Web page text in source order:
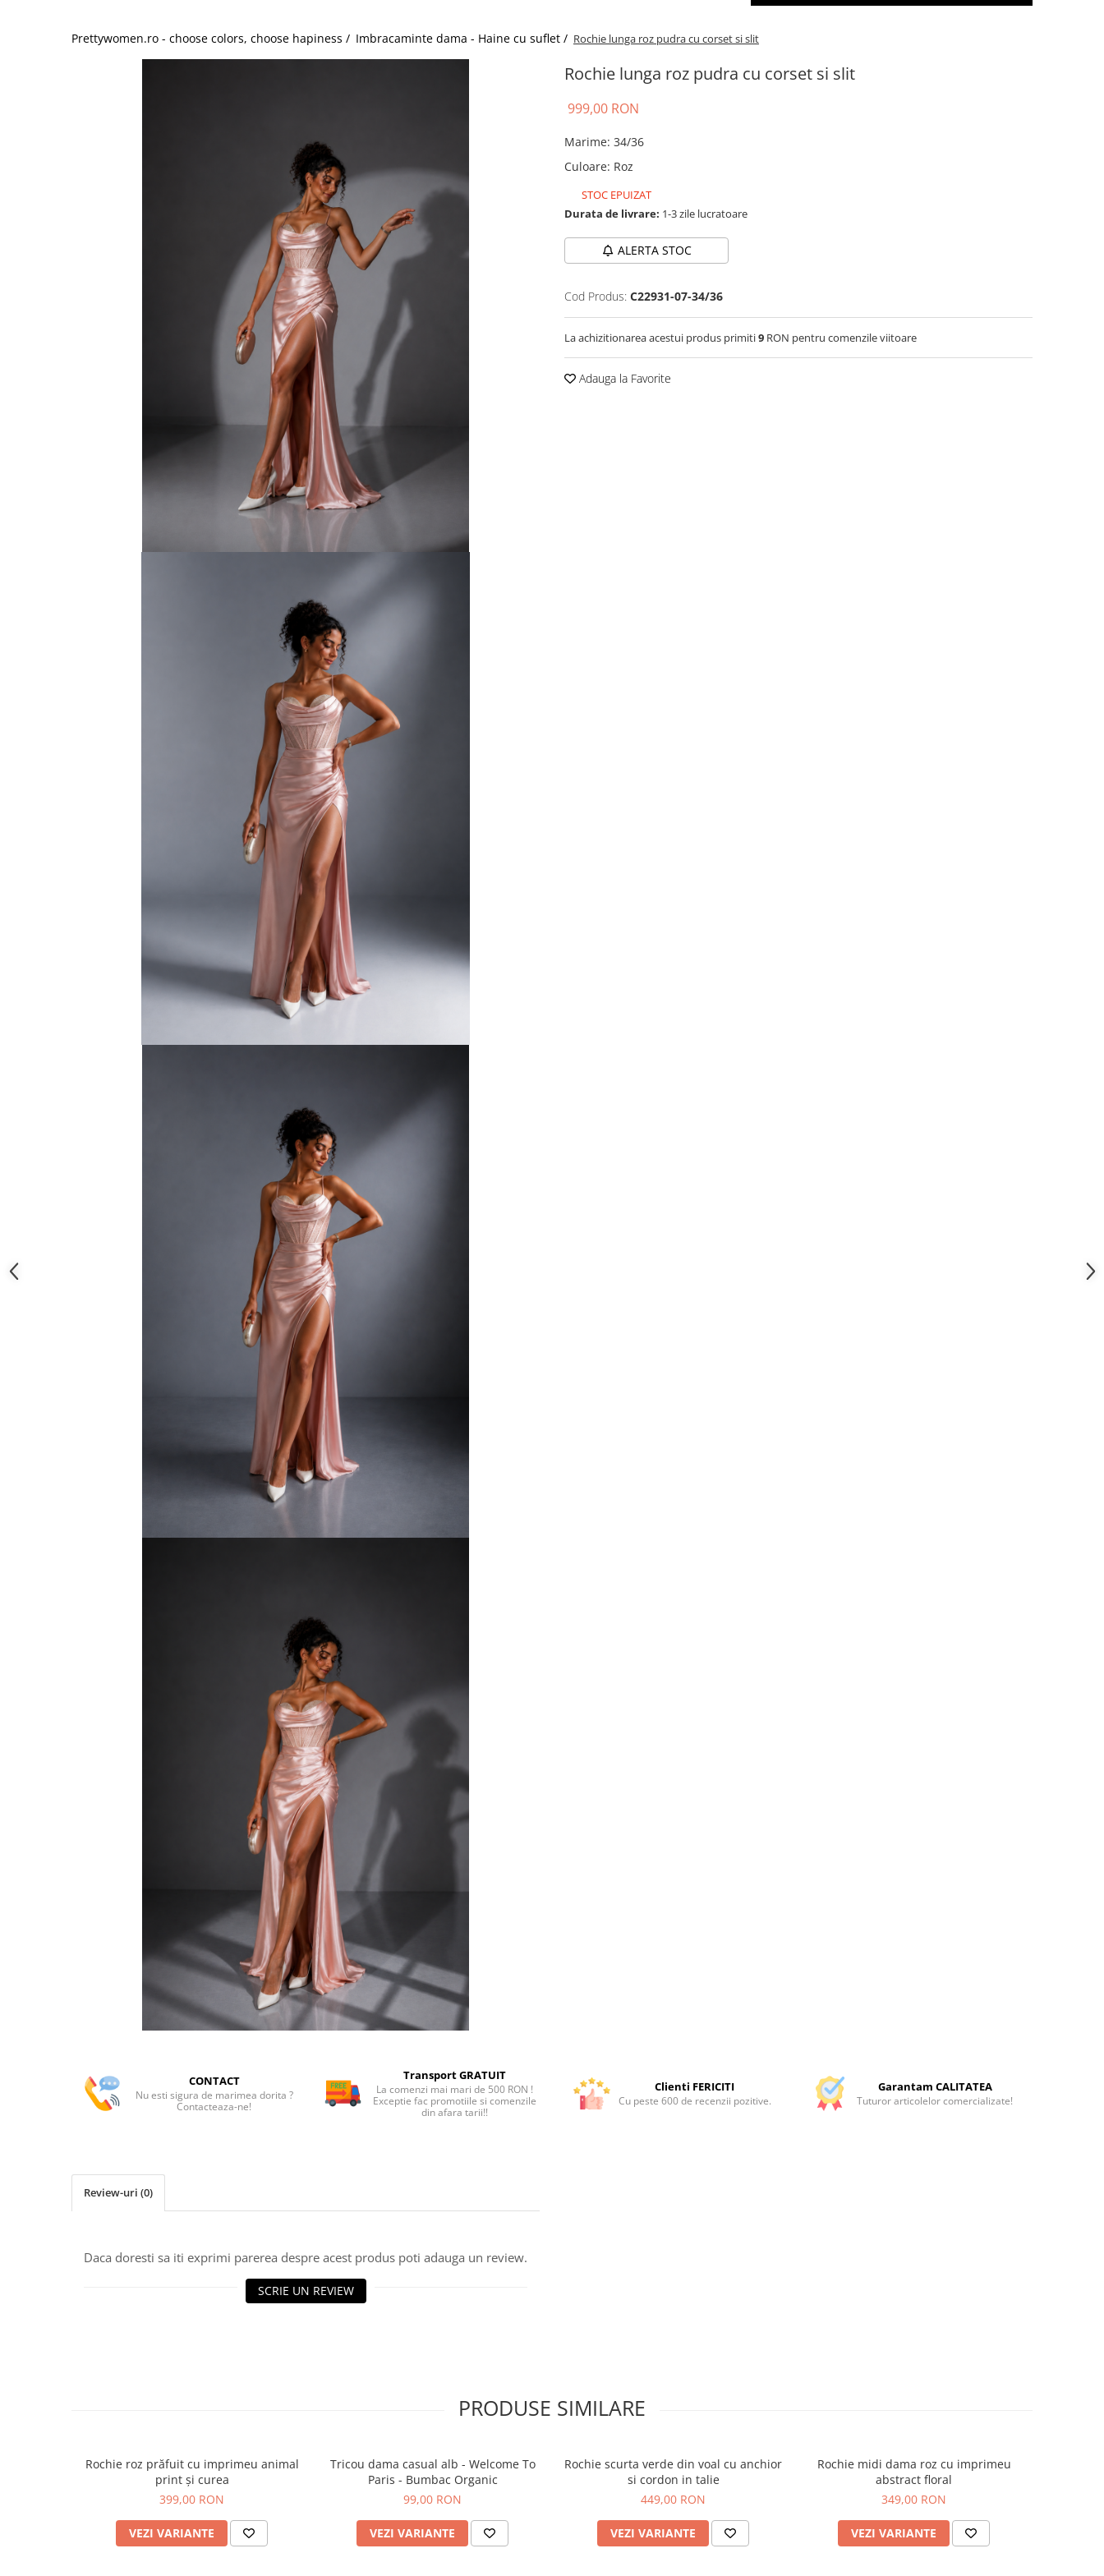
Prettywomen.ro - choose colors, choose hapiness / Imbracaminte dama - Haine cu suflet / Rochie lunga roz pudra cu corset si slit
Rochie lunga roz pudra cu corset si slit
999,00 RON
Marime: 34/36
Culoare: Roz
STOC EPUIZAT
Durata de livrare: 1-3 zile lucratoare
ALERTA STOC
Cod Produs: C22931-07-34/36
La achizitionarea acestui produs primiti9 RON pentru comenzile viitoare
Adauga la Favorite
CONTACT
Nu esti sigura de marimea dorita ?
Contacteaza-ne!
Transport GRATUIT
La comenzi mai mari de 500 RON !
Exceptie fac promotiile si comenzile
din afara tarii!!
Clienti FERICITI
Cu peste 600 de recenzii pozitive.
Garantam CALITATEA
Tuturor articolelor comercializate!
Review-uri (0)
Daca doresti sa iti exprimi parerea despre acest produs poti adauga un review.
SCRIE UN REVIEW
PRODUSE SIMILARE
Rochie roz prăfuit cu imprimeu animal
print și curea
399,00 RON
VEZI VARIANTE
Tricou dama casual alb - Welcome To
Paris - Bumbac Organic
99,00 RON
VEZI VARIANTE
Rochie scurta verde din voal cu anchior
si cordon in talie
449,00 RON
VEZI VARIANTE
Rochie midi dama roz cu imprimeu
abstract floral
349,00 RON
VEZI VARIANTE